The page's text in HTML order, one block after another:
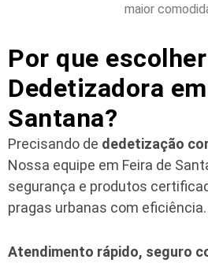
maior
Por que
Dedetizadora
Santana?
Precisando de dedetização
Nossa equipe em Feira de
segurança e produtos
pragas urbanas com eficiência.
Atendimento rápido, seguro